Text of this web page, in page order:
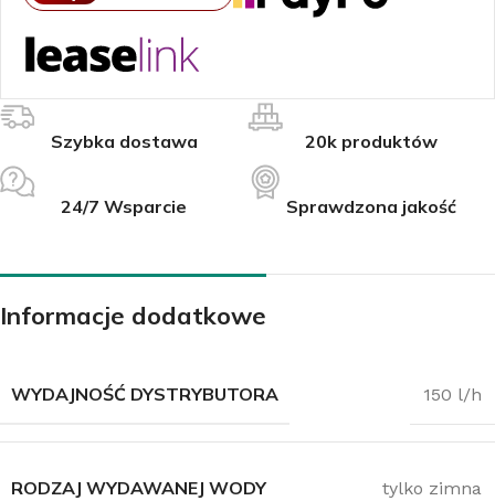
Szybka dostawa 20k produktów
24/7 Wsparcie Sprawdzona jakość
Informacje dodatkowe
WYDAJNOŚĆ DYSTRYBUTORA 150 l/h
RODZAJ WYDAWANEJ WODY tylko zimna